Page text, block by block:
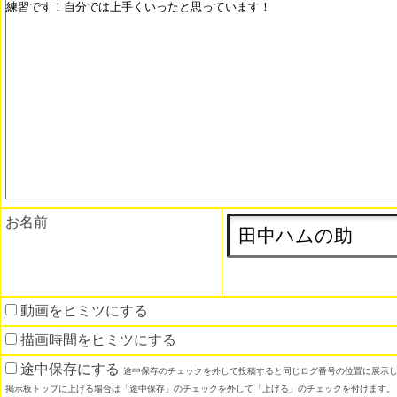
お名前
動画をヒミツにする
描画時間をヒミツにする
途中保存にする 途中保存のチェックを外して投稿すると同じログ番号の位置に展示
掲示板トップに上げる場合は「途中保存」のチェックを外して「上げる」のチェックを付けます。